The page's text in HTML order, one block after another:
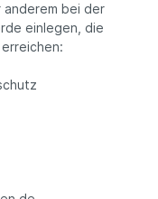
anderem bei der
einlegen, die